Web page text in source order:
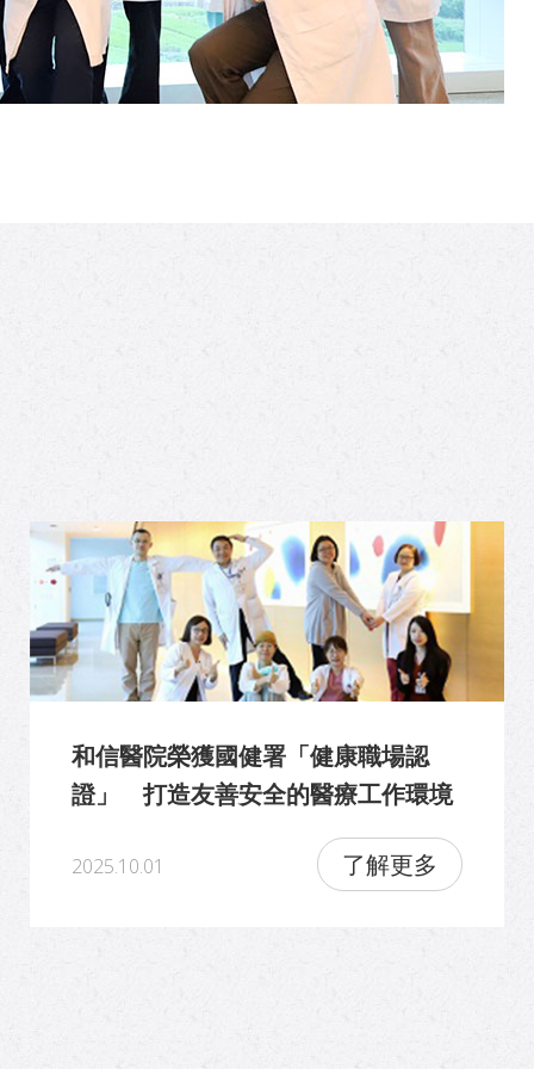
和信醫院榮獲國健署「健康職場認
證」 打造友善安全的醫療工作環境
2025.10.01 了解更多